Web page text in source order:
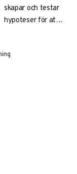
skapar och testar
hypoteser för att
marknadsföring.